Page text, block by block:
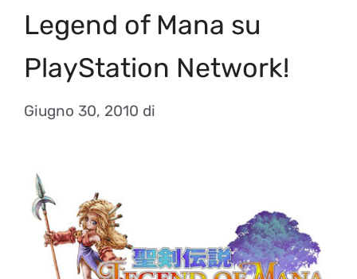
Legend of Mana su
PlayStation Network!
Giugno 30, 2010 di